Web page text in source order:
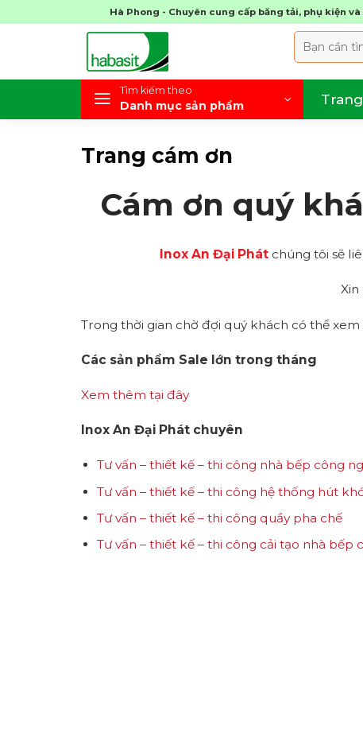
đến
Hà Phong - Chuyên cung cấp băng tải, phụ kiện
Tìm
kiếm:
Tìm kiếm theo
Danh mục sản phẩm
Trang cám ơn
Cám ơn quý
Inox An Đại Phát chúng tôi sẽ
Xin
Trong thời gian chờ đợi quý khách có thể
Các sản phẩm Sale lớn trong tháng
Xem thêm tại đây
Inox An Đại Phát chuyên
Tư vấn – thiết kế – thi công nhà bếp công
Tư vấn – thiết kế – thi công hệ thống hút
Tư vấn – thiết kế – thi công quầy pha chế
Tư vấn – thiết kế – thi công cải tạo nhà bếp